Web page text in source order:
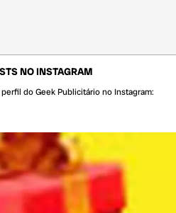
NO INSTAGRAM
do Geek Publicitário no Instagram: